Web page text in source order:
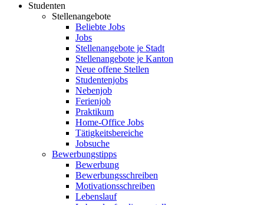
Studenten
Stellenangebote
Beliebte Jobs
Jobs
Stellenangebote je Stadt
Stellenangebote je Kanton
Neue offene Stellen
Studentenjobs
Nebenjob
Ferienjob
Praktikum
Home-Office Jobs
Tätigkeitsbereiche
Jobsuche
Bewerbungstipps
Bewerbung
Bewerbungsschreiben
Motivationsschreiben
Lebenslauf